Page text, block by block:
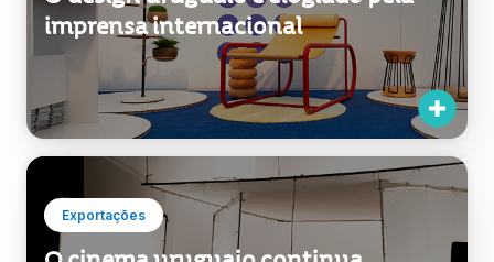
Exportações
O design uruguaio é elogiado pela
imprensa internacional